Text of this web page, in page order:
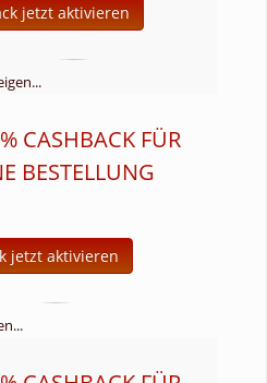
jetzt aktivieren
CASHBACK FÜR
BESTELLUNG
jetzt aktivieren